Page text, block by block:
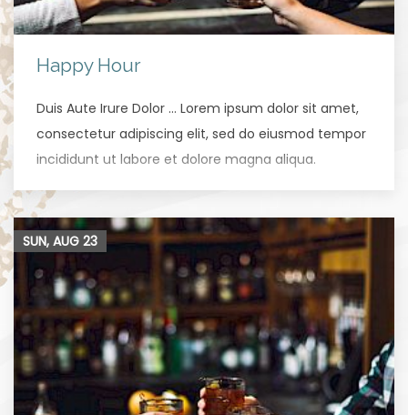
Happy Hour
Duis Aute Irure Dolor … Lorem ipsum dolor sit amet,
consectetur adipiscing elit, sed do eiusmod tempor
incididunt ut labore et dolore magna aliqua.
SUN, AUG 23